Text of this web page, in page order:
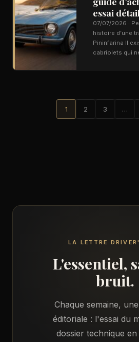
essai
07/07/2026 ·
histoire d’une
Pininfarina Il
cabriolets qui
1 2 3 …
LA LETTRE
L'essentiel,
bruit.
Chaque semaine,
éditoriale : l'essai du
dossier technique